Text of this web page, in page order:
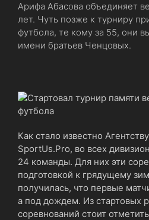
Арифа Абасова объединяет
лет. Чуть позже к турниру
футбола, те кому за 55, они
имени братьев Ченцовых.
Как стало известно
SportUs.Рro, во всех
24 команды. Для них эти
подготовкой к грядущему
получилась, что первые
а под дождем. Из стартовых
соревнований стоит